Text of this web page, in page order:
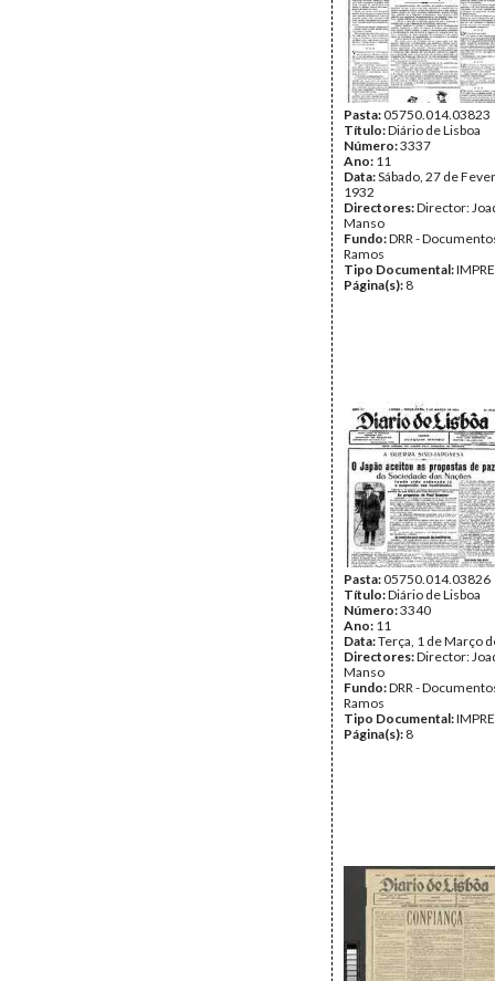
Pasta:05750.014.03823
Título:Diário de Lisboa
Número:3337
Ano: 11
Data:Sábado, 27 de
1932
Directores:Director:
Manso
Fundo:DRR -
Ramos
Tipo Documental:
Página(s): 8
Pasta:05750.014.03826
Título:Diário de Lisboa
Número:3340
Ano: 11
Data:Terça, 1 de Março
Directores:Director:
Manso
Fundo:DRR -
Ramos
Tipo Documental:
Página(s): 8